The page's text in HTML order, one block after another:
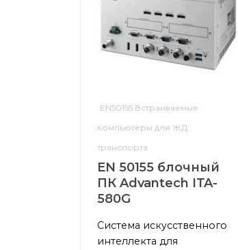
EN50155 Встраиваемые
компьютеры для ЖД
транспорта
EN 50155 блочный
ПК Advantech ITA-
580G
Система искусственного
интеллекта для